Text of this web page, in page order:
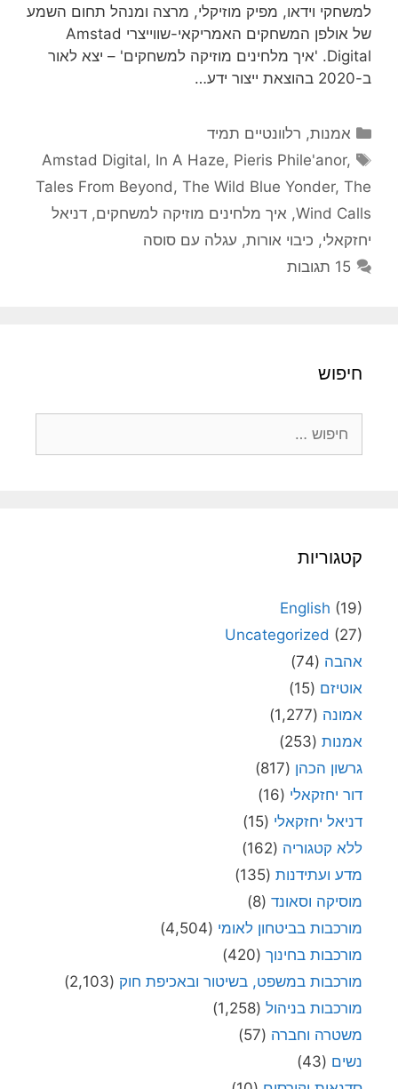
למשחקי וידאו, מפיק מוזיקלי, מרצה ומנהל תחום השמע
של אולפן המשחקים האמריקאי-שווייצרי Amstad
Digital. 'איך מלחינים מוזיקה למשחקים' – יצא לאור
ב-2020 בהוצאת ייצור ידע…
קטגוריות
אמנות, רלוונטיים תמיד
תגיות
Amstad Digital, In A Haze, Pieris Phile'anor,
Tales From Beyond, The Wild Blue Yonder, The
Wind Calls
, איך מלחינים מוזיקה למשחקים, דניאל
יחזקאלי, כיבוי אורות, עגלה עם סוסה
15 תגובות
חיפוש
קטגוריות
English (19)
Uncategorized (27)
אהבה (74)
אוטיזם (15)
אמונה (1,277)
אמנות (253)
גרשון הכהן (817)
דור יחזקאלי (16)
דניאל יחזקאלי (15)
ללא קטגוריה (162)
מדע ועתידנות (135)
מוסיקה וסאונד (8)
מורכבות בביטחון לאומי (4,504)
מורכבות בחינוך (420)
מורכבות במשפט, בשיטור ובאכיפת חוק (2,103)
מורכבות בניהול (1,258)
משטרה וחברה (57)
נשים (43)